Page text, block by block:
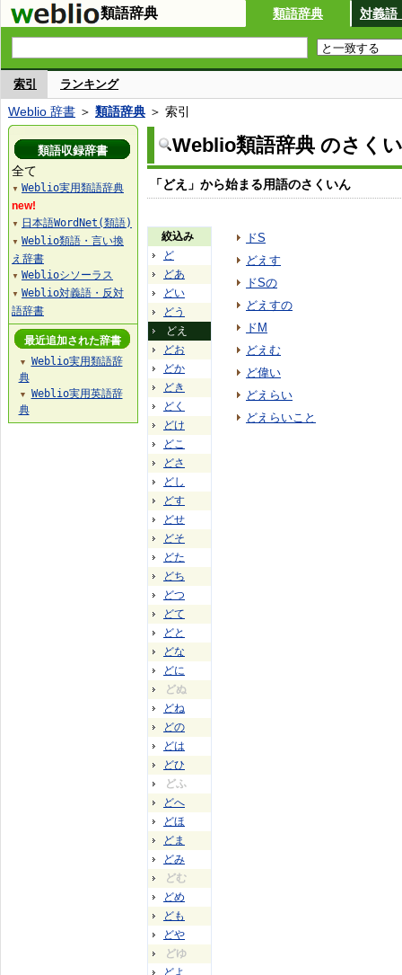
類語辞典 類語辞典 対義語
索引 ランキング
Weblio 辞書 ＞ 類語辞典 ＞ 索引
Weblio類語辞典 のさく
「どえ」から始まる用語のさくいん
絞込み
ど
どあ
どい
どう
どえ
どお
どか
どき
どく
どけ
どこ
どさ
どし
どす
どせ
どそ
どた
どち
どつ
どて
どと
どな
どに
どぬ
どね
どの
どは
どひ
どふ
どへ
どほ
どま
どみ
どむ
どめ
ども
どや
どゆ
どよ
ドS
どえす
ドSの
どえすの
ドM
どえむ
ど偉い
どえらい
どえらいこと
類語収録辞書
全て
▼ Weblio実用類語辞典
new!
▼ 日本語WordNet(類語)
▼ Weblio類語・言い換
え辞書
▼ Weblioシソーラス
▼ Weblio対義語・反対
語辞書
最近追加された辞書
▼
Weblio実用類語辞
典
▼
Weblio実用英語辞
典